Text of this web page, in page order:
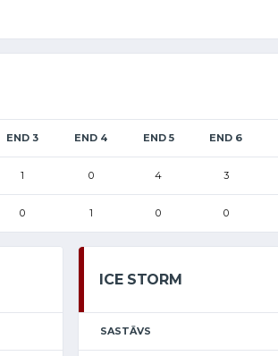
END 3 END 4 END 5 END 6
1 0 4 3
0 1 0 0
ICE STORM
SASTĀVS